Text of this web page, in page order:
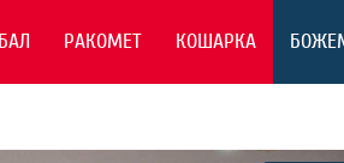
РАКОМЕТ КОШАРКА